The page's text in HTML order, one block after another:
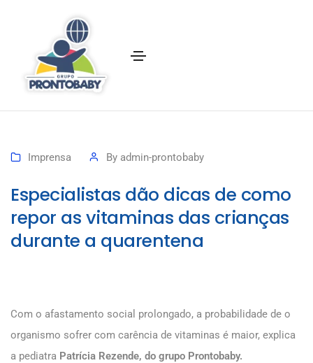
Imprensa By admin-prontobaby
Especialistas dão dicas de como
repor as vitaminas das crianças
durante a quarentena
Com o afastamento social prolongado, a probabilidade de o
organismo sofrer com carência de vitaminas é maior, explica
a pediatra Patrícia Rezende, do grupo Prontobaby.